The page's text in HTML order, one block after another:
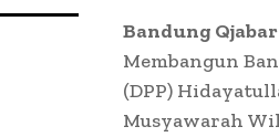
Bandung Qjabar
Membangun
(DPP)
Musyawarah